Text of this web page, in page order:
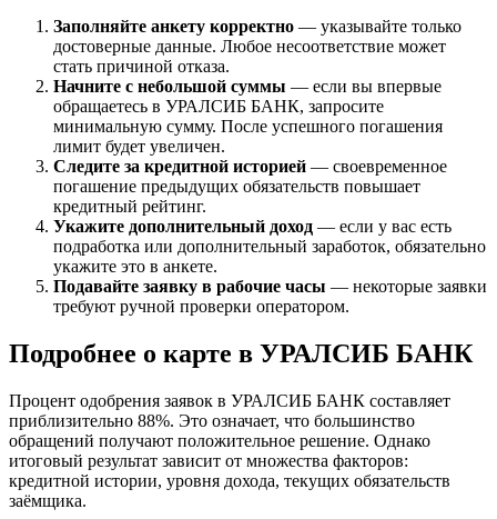
Заполняйте анкету корректно — указывайте только
достоверные данные. Любое несоответствие может
стать причиной отказа.
Начните с небольшой суммы — если вы впервые
обращаетесь в УРАЛСИБ БАНК, запросите
минимальную сумму. После успешного погашения
лимит будет увеличен.
Следите за кредитной историей — своевременное
погашение предыдущих обязательств повышает
кредитный рейтинг.
Укажите дополнительный доход — если у вас есть
подработка или дополнительный заработок, обязательно
укажите это в анкете.
Подавайте заявку в рабочие часы — некоторые заявки
требуют ручной проверки оператором.
Подробнее о карте в УРАЛСИБ БАНК
Процент одобрения заявок в УРАЛСИБ БАНК составляет
приблизительно 88%. Это означает, что большинство
обращений получают положительное решение. Однако
итоговый результат зависит от множества факторов:
кредитной истории, уровня дохода, текущих обязательств
заёмщика.